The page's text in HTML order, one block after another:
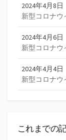
2024年4月8日
新型コロナ
2024年4月6日
新型コロナ
2024年4月4日
新型コロナ
これまでの